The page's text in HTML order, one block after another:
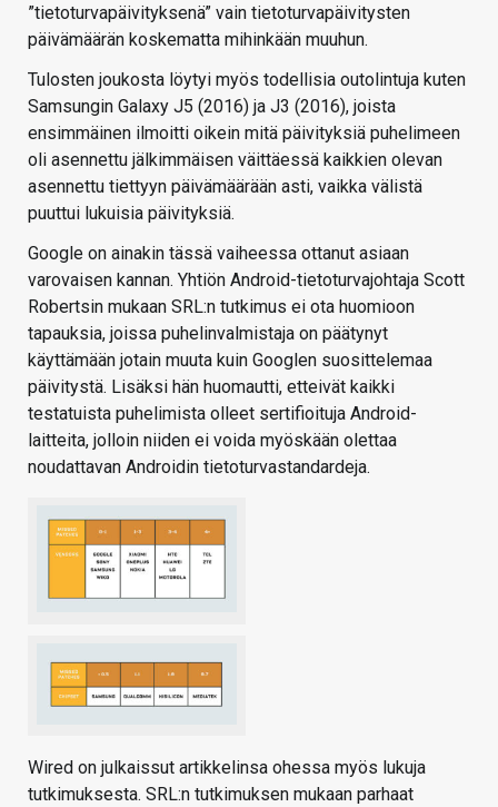
”tietoturvapäivityksenä” vain tietoturvapäivitysten
päivämäärän koskematta mihinkään muuhun.
Tulosten joukosta löytyi myös todellisia outolintuja kuten
Samsungin Galaxy J5 (2016) ja J3 (2016), joista
ensimmäinen ilmoitti oikein mitä päivityksiä puhelimeen
oli asennettu jälkimmäisen väittäessä kaikkien olevan
asennettu tiettyyn päivämäärään asti, vaikka välistä
puuttui lukuisia päivityksiä.
Google on ainakin tässä vaiheessa ottanut asiaan
varovaisen kannan. Yhtiön Android-tietoturvajohtaja Scott
Robertsin mukaan SRL:n tutkimus ei ota huomioon
tapauksia, joissa puhelinvalmistaja on päätynyt
käyttämään jotain muuta kuin Googlen suosittelemaa
päivitystä. Lisäksi hän huomautti, etteivät kaikki
testatuista puhelimista olleet sertifioituja Android-
laitteita, jolloin niiden ei voida myöskään olettaa
noudattavan Androidin tietoturvastandardeja.
Wired on julkaissut artikkelinsa ohessa myös lukuja
tutkimuksesta. SRL:n tutkimuksen mukaan parhaat